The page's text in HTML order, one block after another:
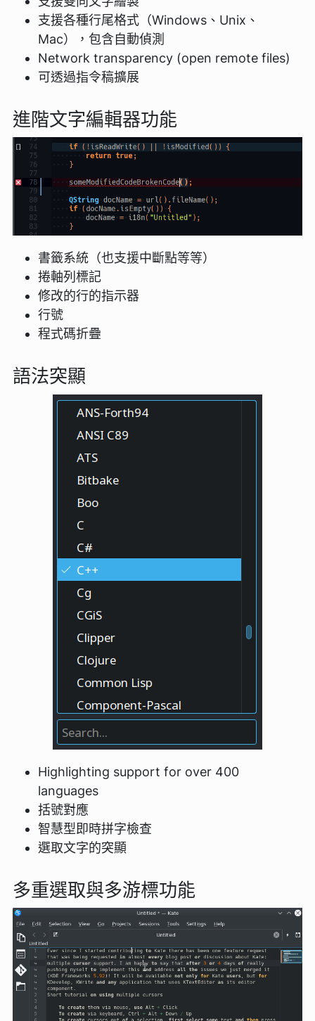
支援各種行尾格式（Windows、Unix、
Mac），包含自動偵測
Network transparency (open remote files)
可透過指令稿擴展
進階文字編輯器功能
書籤系統（也支援中斷點等等）
捲軸列標記
修改的行的指示器
行號
程式碼折疊
語法突顯
Highlighting support for over 400
languages
括號對應
智慧型即時拼字檢查
選取文字的突顯
多重選取與多游標功能